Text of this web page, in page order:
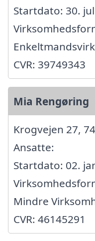
Startdato: 30.
CVR: 39749343
Mia Rengøring
Krogvejen 27,
Ansatte:
Startdato: 02.
Mindre
CVR: 46145291